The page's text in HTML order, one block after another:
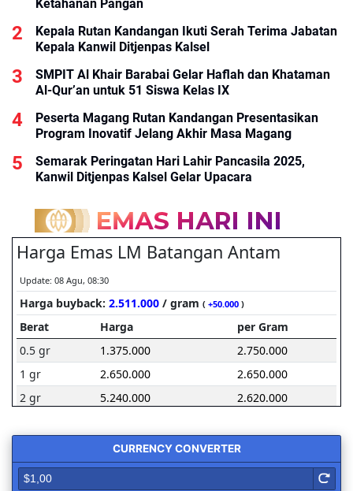
Ketahanan Pangan
Kepala Rutan Kandangan Ikuti Serah Terima Jabatan
Kepala Kanwil Ditjenpas Kalsel
SMPIT Al Khair Barabai Gelar Haflah dan Khataman
Al-Qur’an untuk 51 Siswa Kelas IX
Peserta Magang Rutan Kandangan Presentasikan
Program Inovatif Jelang Akhir Masa Magang
Semarak Peringatan Hari Lahir Pancasila 2025,
Kanwil Ditjenpas Kalsel Gelar Upacara